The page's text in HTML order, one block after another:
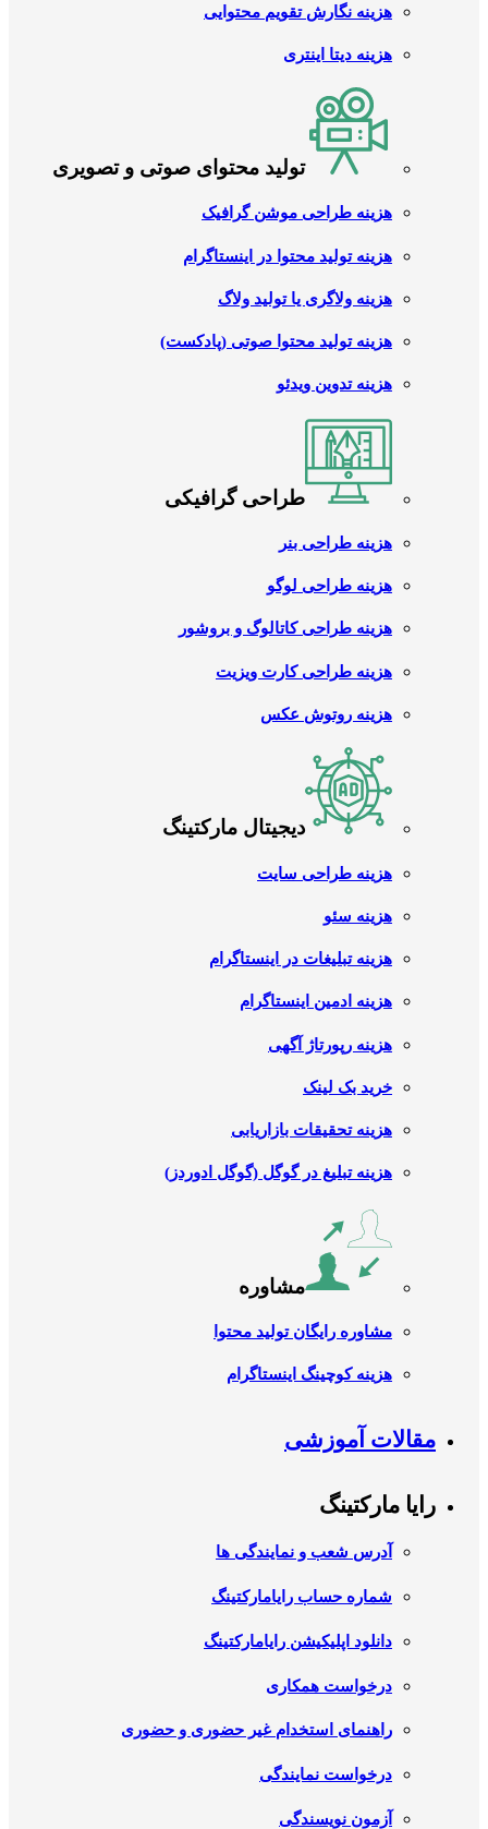
هزینه نگارش تقویم محتوایی
هزینه دیتا اینتری
تولید محتوای صوتی و تصویری
هزینه طراحی موشن گرافیک
هزینه تولید محتوا در اینستاگرام
هزینه ولاگری یا تولید ولاگ
هزینه تولید محتوا صوتی (پادکست)
هزینه تدوین ویدئو
طراحی گرافیکی
هزینه طراحی بنر
هزینه طراحی لوگو
هزینه طراحی کاتالوگ و بروشور
هزینه طراحی کارت ویزیت
هزینه روتوش عکس
دیجیتال مارکتینگ
هزینه طراحی سایت
هزینه سئو
هزینه تبلیغات در اینستاگرام
هزینه ادمین اینستاگرام
هزینه رپورتاژ آگهی
خرید بک لینک
هزینه تحقیقات بازاریابی
هزینه تبلیغ در گوگل (گوگل ادوردز)
مشاوره
مشاوره رایگان تولید محتوا
هزینه کوچینگ اینستاگرام
مقالات آموزشی
رایا مارکتینگ
آدرس شعب و نمایندگی ها
شماره حساب رایامارکتینگ
دانلود اپلیکیشن رایامارکتینگ
درخواست همکاری
راهنمای استخدام غیر حضوری و حضوری
درخواست نمایندگی
آزمون نویسندگی